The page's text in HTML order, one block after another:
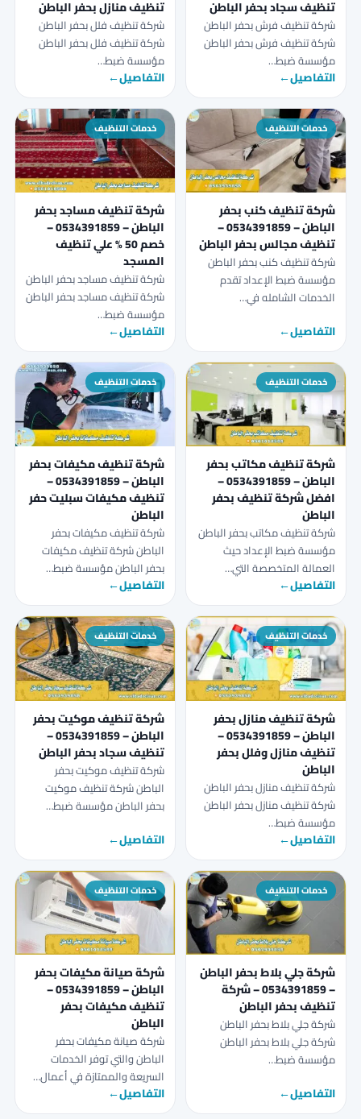
تنظيف سجاد بحفر الباطن
شركة تنظيف فرش بحفر الباطن
شركة تنظيف فرش بحفر الباطن
مؤسسة ضبط…
التفاصيل←
تنظيف منازل بحفر الباطن
شركة تنظيف فلل بحفر الباطن
شركة تنظيف فلل بحفر الباطن
مؤسسة ضبط…
التفاصيل←
خدمات التنظيف
شركة تنظيف كنب بحفر
الباطن – 0534391859 –
تنظيف مجالس بحفر الباطن
شركة تنظيف كنب بحفر الباطن
مؤسسة ضبط الإعداد تقدم
الخدمات الشامله في…
التفاصيل←
خدمات التنظيف
شركة تنظيف مساجد بحفر
الباطن – 0534391859 –
خصم 50 % علي تنظيف
المسجد
شركة تنظيف مساجد بحفر الباطن
شركة تنظيف مساجد بحفر الباطن
مؤسسة ضبط…
التفاصيل←
خدمات التنظيف
شركة تنظيف مكاتب بحفر
الباطن – 0534391859 –
افضل شركة تنظيف بحفر
الباطن
شركة تنظيف مكاتب بحفر الباطن
مؤسسة ضبط الإعداد حيث
العمالة المتخصصة التي…
التفاصيل←
خدمات التنظيف
شركة تنظيف مكيفات بحفر
الباطن – 0534391859 –
تنظيف مكيفات سبليت حفر
الباطن
شركة تنظيف مكيفات بحفر
الباطن شركة تنظيف مكيفات
بحفر الباطن مؤسسة ضبط…
التفاصيل←
خدمات التنظيف
شركة تنظيف منازل بحفر
الباطن – 0534391859 –
تنظيف منازل وفلل بحفر
الباطن
شركة تنظيف منازل بحفر الباطن
شركة تنظيف منازل بحفر الباطن
مؤسسة ضبط…
التفاصيل←
خدمات التنظيف
شركة تنظيف موكيت بحفر
الباطن – 0534391859 –
تنظيف سجاد بحفر الباطن
شركة تنظيف موكيت بحفر
الباطن شركة تنظيف موكيت
بحفر الباطن مؤسسة ضبط…
التفاصيل←
خدمات التنظيف
شركة جلي بلاط بحفر الباطن
– 0534391859 – شركة
تنظيف بحفر الباطن
شركة جلي بلاط بحفر الباطن
شركة جلي بلاط بحفر الباطن
مؤسسة ضبط…
التفاصيل←
خدمات التنظيف
شركة صيانة مكيفات بحفر
الباطن – 0534391859 –
تنظيف مكيفات بحفر
الباطن
شركة صيانة مكيفات بحفر
الباطن والتي توفر الخدمات
السريعة والممتازة في أعمال…
التفاصيل←